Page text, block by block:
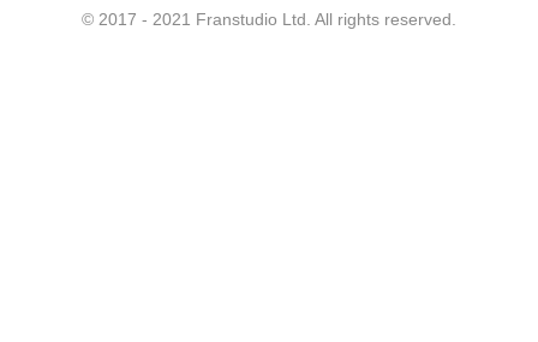
© 2017 - 2021 Franstudio Ltd. All rights reserved.